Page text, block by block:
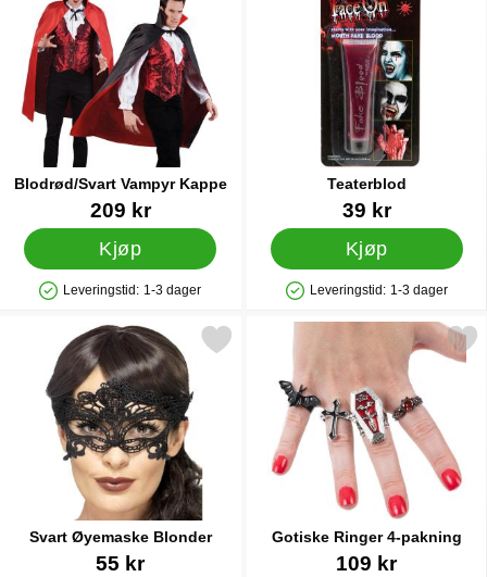
Blodrød/Svart Vampyr Kappe
Varenummer 15955
209 kr
Kjøp
Produkttilgjengelighet: På lager
Leveringstid: 1-3 dager
Teaterblod
Varenummer 8251
39 kr
Kjøp
Produkttilgjengelighet: På lager
Leveringstid: 1-3 dager
Svart Øyemaske Blonder
Varenummer 16148
55 kr
Merk svart Øyemaske Blonder som favoritt
Gotiske Ringer 4-pakning
Varenummer 88646
109 kr
Merk gotiske Ringer 4-